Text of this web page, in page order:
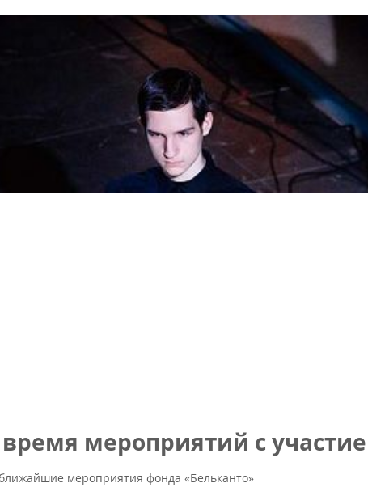
мероприятий с
мероприятия фонда «Бельканто»